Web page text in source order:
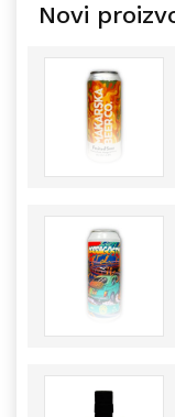
Novi